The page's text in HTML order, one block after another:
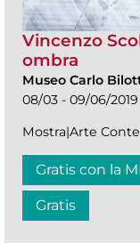
Vincenzo
ombra
Museo Carlo
08/03 - 09/06/2019
Mostra|Arte
Gratis con la
Gratis